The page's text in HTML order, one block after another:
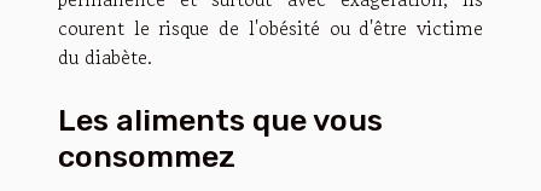
courent le risque de l'obésité ou d'être victime
du diabète.
Les aliments que vous
consommez